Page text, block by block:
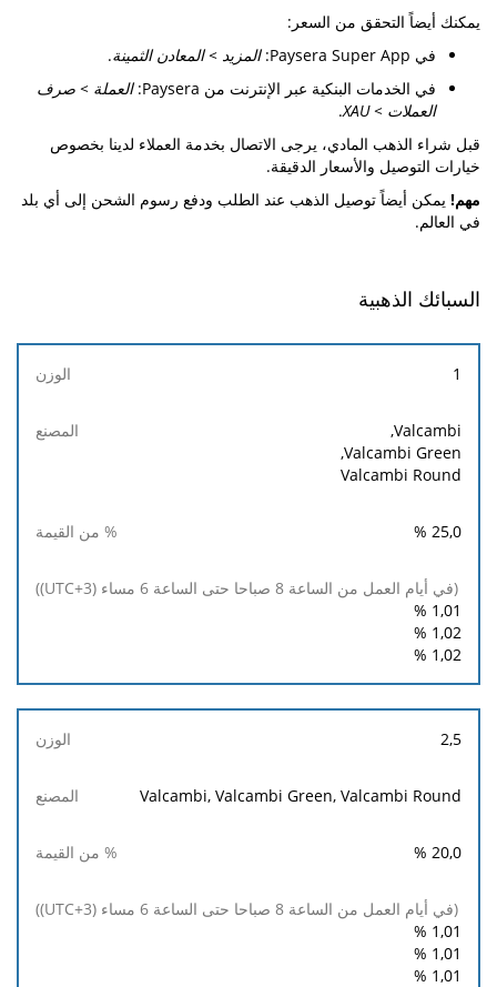
يمكنك أيضاً التحقق من السعر:
في Paysera Super App:
المزيد > المعادن الثمينة.
في الخدمات البنكية عبر الإنترنت من Paysera:
العملة > صرف
العملات > XAU
.
قبل شراء الذهب المادي، يرجى الاتصال بخدمة العملاء لدينا بخصوص
خيارات التوصيل والأسعار الدقيقة.
مهم! يمكن أيضاً توصيل الذهب عند الطلب ودفع رسوم الشحن إلى أي بلد
في العالم.
السبائك الذهبية
الوزن
مساء
1
Valcambi,
Valcambi Green,
Valcambi Round
25,0
%
1,01
%
1,02
%
1,02
%
2,5
Valcambi, Valcambi Green, Valcambi Round
20,0
%
1,01
%
1,01
%
1,01
%